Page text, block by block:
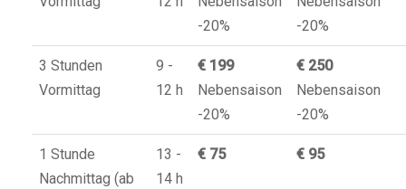
-20%
-20%
3 Stunden
Vormittag
9 -
12 h
€ 199
Nebensaison
-20%
€ 250
Nebensaison
-20%
1 Stunde
Nachmittag (ab
13 -
14 h
€ 75 € 95